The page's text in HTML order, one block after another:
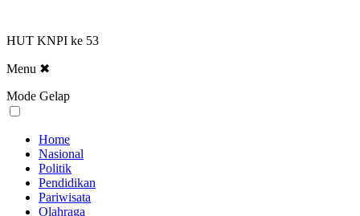
HUT KNPI ke 53
Menu ✖
Mode Gelap
Home
Nasional
Politik
Pendidikan
Pariwisata
Olahraga